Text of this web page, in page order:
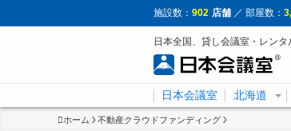
施設数： 902 店舗 ／ 部屋数：
日本全国、貸し会議室・レン
日本会議室 北海道
ホーム 不動産クラウドファンディング